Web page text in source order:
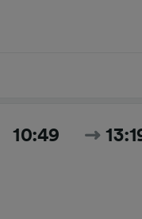
10:49